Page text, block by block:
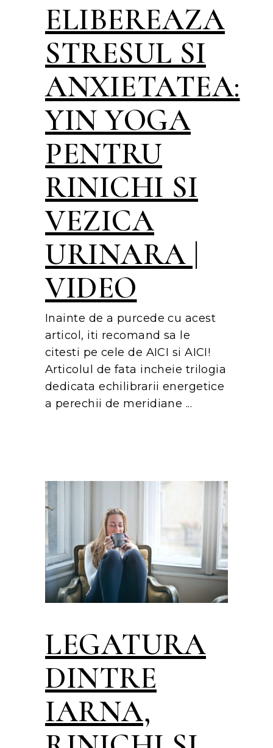
ELIBEREAZA
STRESUL SI
ANXIETATEA:
YIN YOGA
PENTRU
RINICHI SI
VEZICA
URINARA |
VIDEO
Inainte de a purcede cu acest
articol, iti recomand sa le
citesti pe cele de AICI si AICI!
Articolul de fata incheie trilogia
dedicata echilibrarii energetice
a perechii de meridiane
LEGATURA
DINTRE
IARNA,